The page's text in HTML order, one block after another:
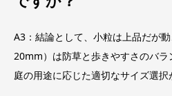
A3：結論として、小粒は上品だが
20mm）は防草と歩きやすさのバラ
庭の用途に応じた適切なサイズ選択